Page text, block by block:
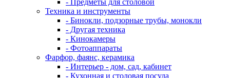
- Предметы для столовой
Техника и инструменты
- Бинокли, подзорные трубы, монокли
- Другая техника
- Кинокамеры
- Фотоаппараты
Фарфор, фаянс, керамика
- Интерьер - дом, сад, кабинет
- Кухонная и столовая посуда